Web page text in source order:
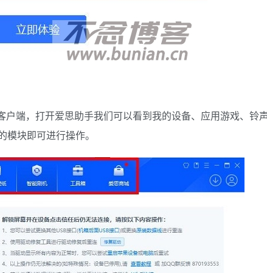
端，打开爱思助手我们可以看到我的设备、应用游戏、铃
块即可进行操作。